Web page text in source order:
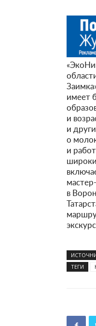
имеет
и
и
о
и
в
ТЕГИ